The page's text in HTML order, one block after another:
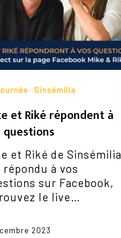
Sinsémilia
et Riké répondent à
questions
et Riké de Sinsémilia
à vos
sur Facebook,
le live…
2023